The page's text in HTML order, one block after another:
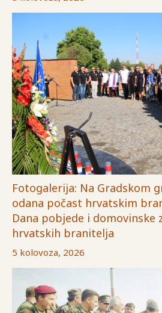
Fotogalerija: Na Gradskom
odana počast hrvatskim
Dana pobjede i domovinske
hrvatskih branitelja
5 kolovoza, 2026